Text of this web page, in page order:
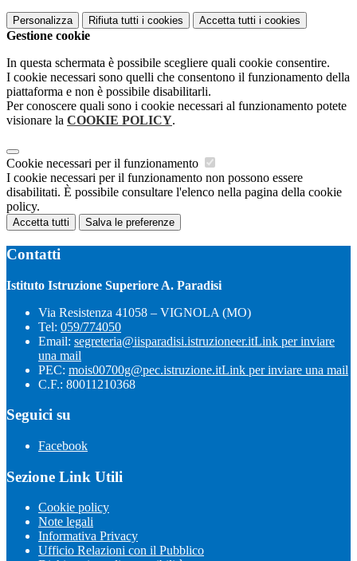
Personalizza Rifiuta tutti i cookies Accetta tutti i cookies
Gestione cookie
In questa schermata è possibile scegliere quali cookie consentire.
I cookie necessari sono quelli che consentono il funzionamento della
piattaforma e non è possibile disabilitarli.
Per conoscere quali sono i cookie necessari al funzionamento potete
visionare la COOKIE POLICY.
Cookie necessari per il funzionamento
I cookie necessari per il funzionamento non possono essere
disabilitati. È possibile consultare l'elenco nella pagina della cookie
policy.
Accetta tutti Salva le preferenze
Contatti
Istituto Istruzione Superiore A. Paradisi
Via Resistenza 41058 – VIGNOLA (MO)
Tel: 059/774050
Email: segreteria@iisparadisi.istruzioneer.itLink per inviare
una mail
PEC: mois00700g@pec.istruzione.itLink per inviare una mail
C.F.: 80011210368
Seguici su
Facebook
Sezione Link Utili
Cookie policy
Note legali
Informativa Privacy
Ufficio Relazioni con il Pubblico